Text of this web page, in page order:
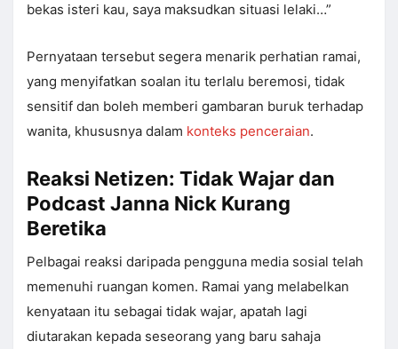
bekas isteri kau, saya maksudkan situasi lelaki…”
Pernyataan tersebut segera menarik perhatian ramai,
yang menyifatkan soalan itu terlalu beremosi, tidak
sensitif dan boleh memberi gambaran buruk terhadap
wanita, khususnya dalam konteks penceraian.
Reaksi Netizen: Tidak Wajar dan
Podcast Janna Nick Kurang
Beretika
Pelbagai reaksi daripada pengguna media sosial telah
memenuhi ruangan komen. Ramai yang melabelkan
kenyataan itu sebagai tidak wajar, apatah lagi
diutarakan kepada seseorang yang baru sahaja